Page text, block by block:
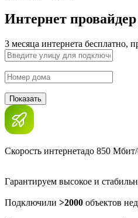
Интернет
3 месяца интернета бесплатно,
Показать
Скорость интернетадо 850 Мбит/
Гарантируем высокое и
Подключили >2000 объектов